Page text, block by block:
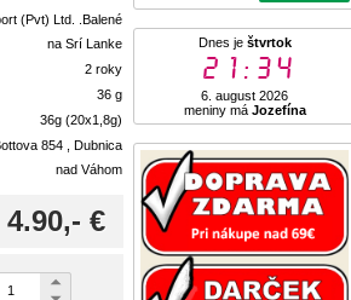
Dnes je štvrtok
21:34
6. august 2026
meniny má Jozefína
(Pvt) Ltd. .Balené
na Srí Lanke
2 roky
36 g
36g (20x1,8g)
854 , Dubnica
nad Váhom
4.90,- €